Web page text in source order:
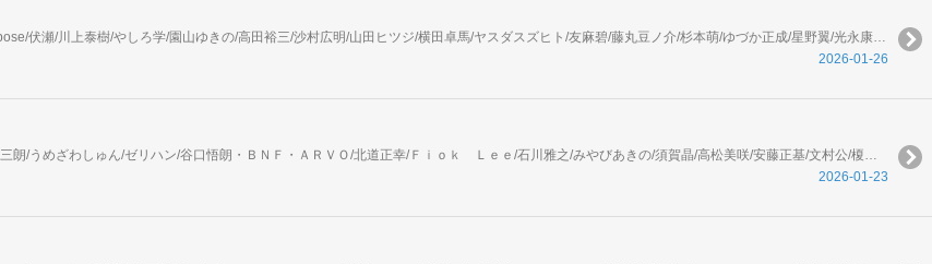
上条明峰/友麻碧/馬場康誌/大倉崇裕/矢島司規/弐瓶勉/ONE/あずま京太郎/bose/伏瀬/川上泰樹/やしろ学/園山ゆきの/高田裕三/沙村広明/山田ヒツジ/横田卓馬/ヤスダスズヒト/友麻碧/藤丸豆ノ介/杉本萌/ゆづか正成/星野翼/光永康則/空山トキ/五色安未/泉乃せん/伍長/マツモトケンゴ/冬葉つがる/友麻碧/泉乃せん/Laruha/緒崎 カホ/伏瀬/カジカ航/伏瀬/戸野タエ
2026-01-26
アフタヌーン編集部/つるまいかだ/ヨシダ/皆川亮二/山口つばさ/草水敏/恵三朗/うめざわしゅん/ゼリハン/谷口悟朗・ＢＮＦ・ＡＲＶＯ/北道正幸/Ｆｉｏｋ Ｌｅｅ/石川雅之/みやびあきの/須賀晶/高松美咲/安藤正基/文村公/榎本俊二/城戸志保/沙村広明/藤島康介/金田あき/まつだ ひかり/ＩＺＵ/Ｈａｇａｎｅ/原正人/雨田青/史染/カラスヤサトシ
2026-01-23